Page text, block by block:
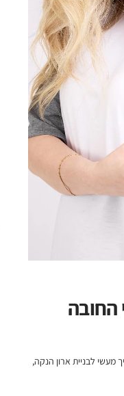
5 פריטי החובה
מעשי לבניית ארון הנקה,